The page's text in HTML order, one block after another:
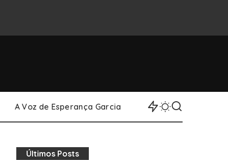
A Voz de Esperança Garcia
Últimos Posts